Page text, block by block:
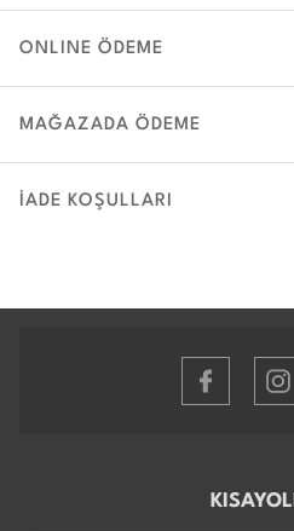
ONLINE ÖDEME
MAĞAZADA ÖDEME
İADE KOŞULLARI